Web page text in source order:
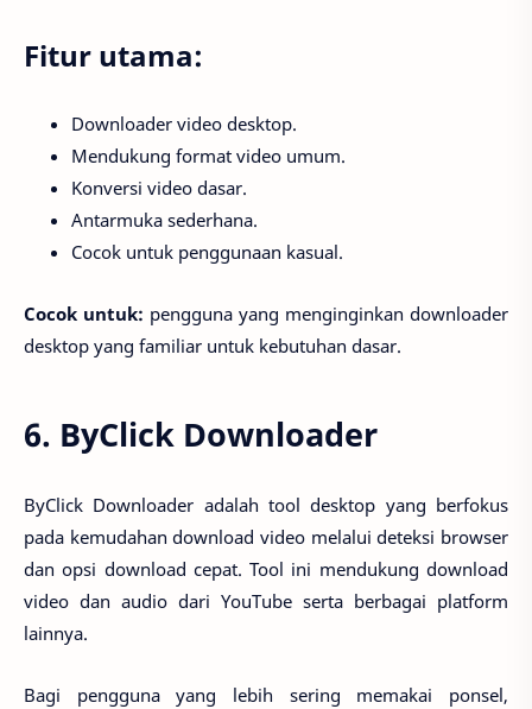
Fitur utama:
Downloader video desktop.
Mendukung format video umum.
Konversi video dasar.
Antarmuka sederhana.
Cocok untuk penggunaan kasual.
Cocok untuk: pengguna yang menginginkan downloader
desktop yang familiar untuk kebutuhan dasar.
6. ByClick Downloader
ByClick Downloader adalah tool desktop yang berfokus
pada kemudahan download video melalui deteksi browser
dan opsi download cepat. Tool ini mendukung download
video dan audio dari YouTube serta berbagai platform
lainnya.
Bagi pengguna yang lebih sering memakai ponsel,